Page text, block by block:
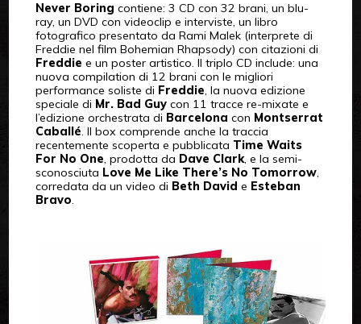
Never Boring contiene: 3 CD con 32 brani, un blu-
ray, un DVD con videoclip e interviste, un libro
fotografico presentato da Rami Malek (interprete di
Freddie nel film Bohemian Rhapsody) con citazioni di
Freddie e un poster artistico. Il triplo CD include: una
nuova compilation di 12 brani con le migliori
performance soliste di Freddie, la nuova edizione
speciale di Mr. Bad Guycon 11 tracce re-mixate e
l’edizione orchestrata di Barcelona con Montserrat
Caballé. Il box comprende anche la traccia
recentemente scoperta e pubblicata Time Waits
For No One, prodotta da Dave Clark, e la semi-
sconosciuta Love Me Like There’s No Tomorrow,
corredata da un video di Beth David e Esteban
Bravo.